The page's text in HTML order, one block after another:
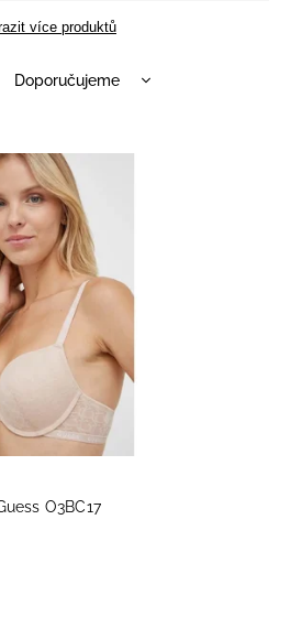
více produktů
Doporučujeme
Nejdražší
Nejprodávanější
Abecedně
O3BC17